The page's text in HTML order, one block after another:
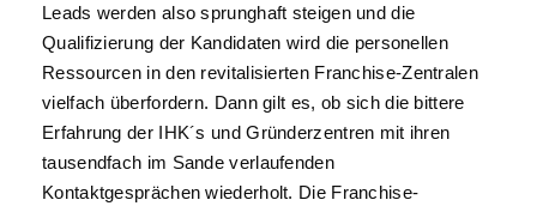
Leads werden also sprunghaft steigen und die
Qualifizierung der Kandidaten wird die personellen
Ressourcen in den revitalisierten Franchise-Zentralen
vielfach überfordern. Dann gilt es, ob sich die bittere
Erfahrung der IHK´s und Gründerzentren mit ihren
tausendfach im Sande verlaufenden
Kontaktgesprächen wiederholt. Die Franchise-